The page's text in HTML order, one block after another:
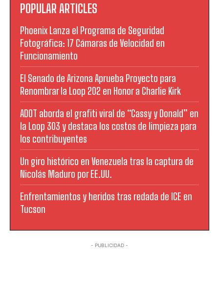
POPULAR ARTICLES
Phoenix Lanza el Programa de Seguridad
Fotográfica: 17 Cámaras de Velocidad en
Funcionamiento
El Senado de Arizona Aprueba Proyecto para
Renombrar la Loop 202 en Honor a Charlie Kirk
ADOT aborda el grafiti viral de “Cassy y Donald” en
la Loop 303 y destaca los costos de limpieza para
los contribuyentes
Un giro histórico en Venezuela tras la captura de
Nicolás Maduro por EE.UU.
Enfrentamientos y heridos tras redada de ICE en
Tucson
- PUBLICIDAD -